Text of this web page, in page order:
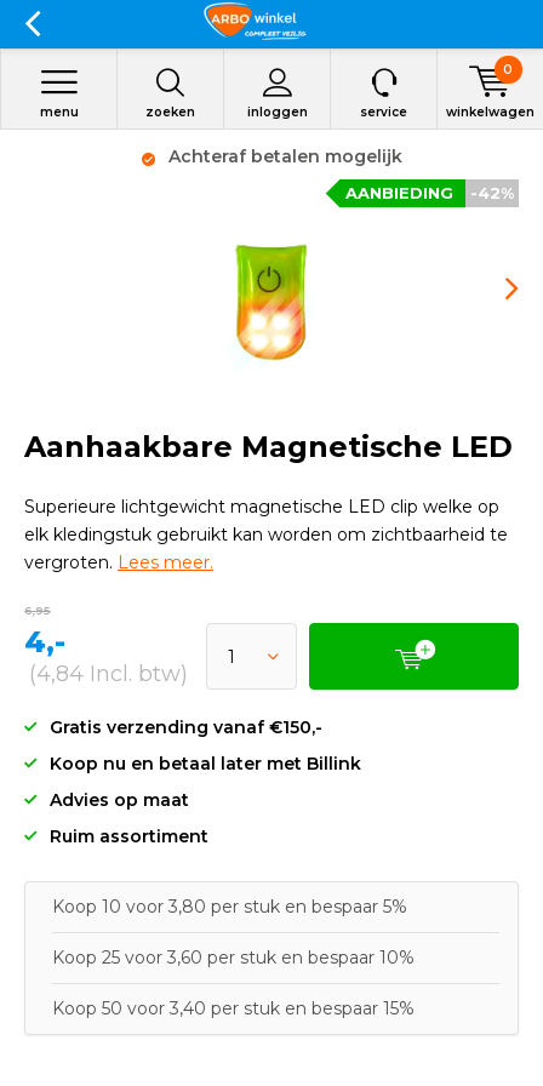
zoeken inloggen
menu service winkelwagen
0
Achteraf betalen mogelijk
-42%
AANBIEDING
Aanhaakbare Magnetische LED
Superieure lichtgewicht magnetische LED clip welke op
elk kledingstuk gebruikt kan worden om zichtbaarheid te
vergroten. Lees meer.
6,95
4,-
(4,84 Incl. btw)
Gratis verzending vanaf €150,-
Koop nu en betaal later met Billink
Advies op maat
Ruim assortiment
Koop 10 voor 3,80 per stuk en bespaar 5%
Koop 25 voor 3,60 per stuk en bespaar 10%
Koop 50 voor 3,40 per stuk en bespaar 15%